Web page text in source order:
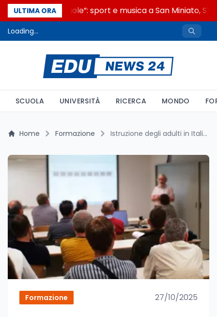
ULTIMA ORA
“Noi siamo le Scuole”: sport e musica a San Miniato,
Loading...
SCUOLA UNIVERSITÀ RICERCA MONDO
Home Formazione Istruzione degli adulti in Italia: normativa aggiornata, funzionamento di CPIA e corsi serali
Formazione 27/10/2025